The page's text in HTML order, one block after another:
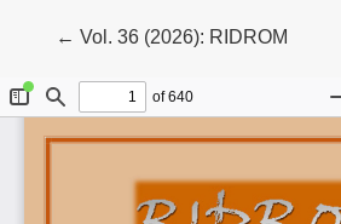
← Volver a los detalles del artículo
Vol. 36 (2026): RIDROM